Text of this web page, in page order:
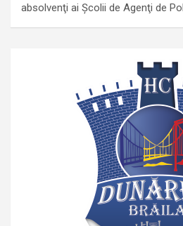
absolvenţi ai Şcolii de Agenţi de